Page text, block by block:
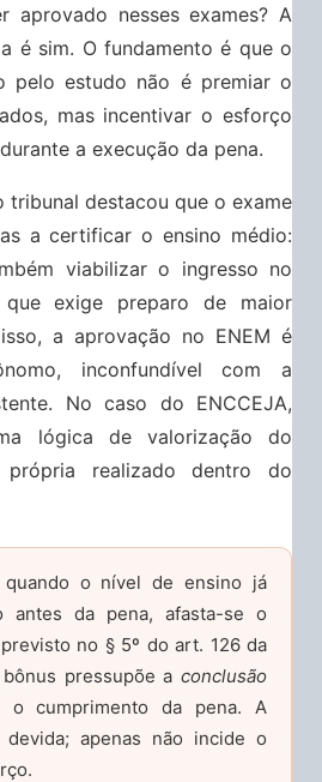
aprovado nesses exames? A
é sim. O fundamento é que o
pelo estudo não é premiar o
mas incentivar o esforço
a execução da pena.
tribunal destacou que o exame
a certificar o ensino médio:
viabilizar o ingresso no
exige preparo de maior
a aprovação no ENEM é
inconfundível com a
No caso do ENCCEJA,
lógica de valorização do
realizado dentro do
o nível de ensino já
antes da pena, afasta-se o
no § 5º do art. 126 da
pressupõe a conclusão
o cumprimento da pena. A
devida; apenas não incide o